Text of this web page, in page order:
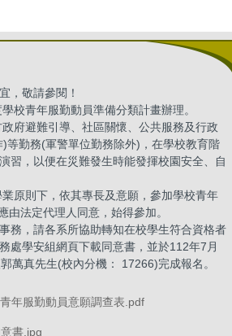
，敬請參閱！
校青年服勤動員準備分類計畫辦理。
府避難引導、社區關懷、公共服務及行政
等勤務(軍警單位勤務除外)，在學校教育階
習，以便在災難發生時能發揮校園安全、自
原則下，依其專長及意願，參加學校青年
由法定代理人同意，始得參加。
務，請各系所協助轉知在校學生符合資格者
處學安組網頁下載同意書，並於112年7月
萬真先生(校內分機： 17266)完成報名。
年服勤動員意願調查表.pdf
書.jpg